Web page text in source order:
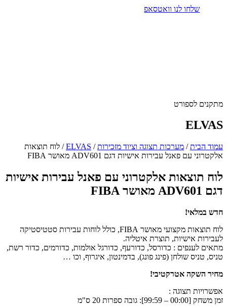
שלחו לנו וואטסאפ
מתקנים לספורט
ELVAS
עמוד הבית/ מערכות תצוגה וציוד מזכירות/
ELVAS
/ לוח תוצאות
אלקטרוני עם פאנל עבירות אישיות דגם ADV601 מאושר FIBA
לוח תוצאות אלקטרוני עם פאנל עבירות אישיות
דגם ADV601 מאושר FIBA
חדש במלאי!
לוח תוצאות מקצועי מאושר FIBA, כולל לוחות עבירות סטטיסטיקה
לעבירות אישיות, תוצרת איטליה.
מתאים לענפים : כדורסל, כדורעף, כדורגל אולמות, כדורמים, כדור רשת,
טניס, טניס שולחן (פינג פונג), בדמינטון, איגרוף, וכו …
מחיר השקה אטרקטיבי!
אפשרויות תצוגה :
זמן משחק [00:00 – 99:59]: גובה ספרות 20 ס"מ